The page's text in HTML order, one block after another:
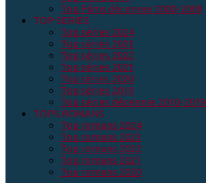
Top Films décennie 2000-2009
TOP SERIES
Top séries 2024
Top séries 2023
Top séries 2022
Top séries 2021
Top séries 2020
Top séries 2019
Top séries décennie 2010-2019
TOPS ROMANS
Top romans 2024
Top romans 2023
Top romans 2022
Top romans 2021
Top romans 2020